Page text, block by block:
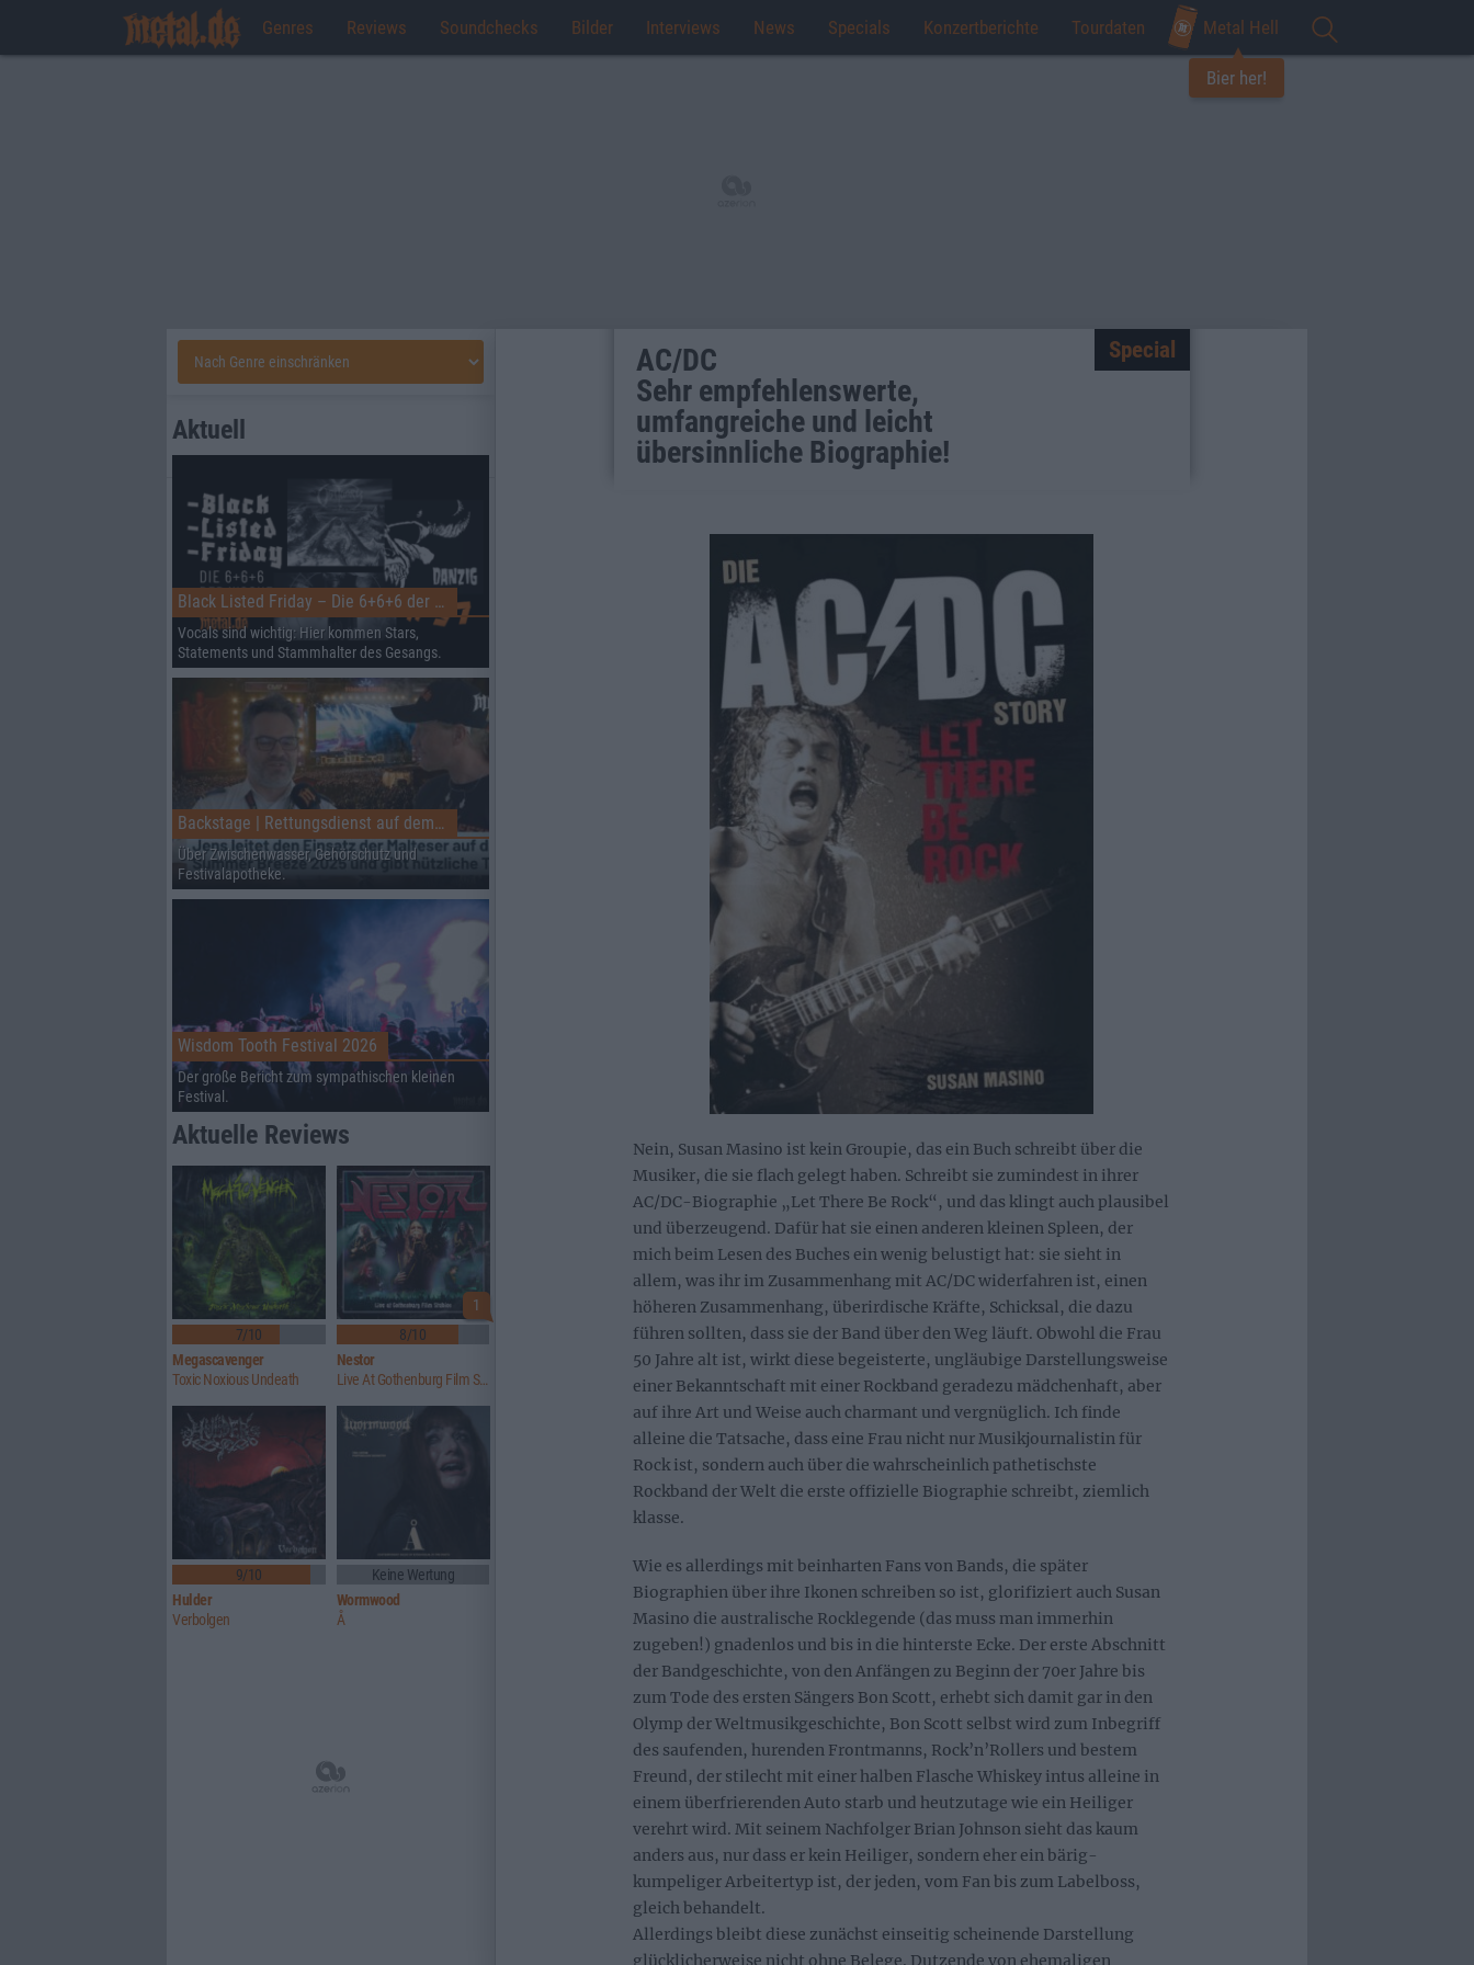
Genres Reviews Soundchecks Bilder Interviews News Specials Konzertberichte Tourdaten Metal Hell
Bier her!
AC/DC
Sehr empfehlenswerte,
umfangreiche und leicht
übersinnliche Biographie!
Special
Nein, Susan Masino ist kein Groupie, das ein Buch schreibt über die
Musiker, die sie flach gelegt haben. Schreibt sie zumindest in ihrer
AC/DC-Biographie „Let There Be Rock“, und das klingt auch plausibel
und überzeugend. Dafür hat sie einen anderen kleinen Spleen, der
mich beim Lesen des Buches ein wenig belustigt hat: sie sieht in
allem, was ihr im Zusammenhang mit AC/DC widerfahren ist, einen
höheren Zusammenhang, überirdische Kräfte, Schicksal, die dazu
führen sollten, dass sie der Band über den Weg läuft. Obwohl die Frau
50 Jahre alt ist, wirkt diese begeisterte, ungläubige Darstellungsweise
einer Bekanntschaft mit einer Rockband geradezu mädchenhaft, aber
auf ihre Art und Weise auch charmant und vergnüglich. Ich finde
alleine die Tatsache, dass eine Frau nicht nur Musikjournalistin für
Rock ist, sondern auch über die wahrscheinlich pathetischste
Rockband der Welt die erste offizielle Biographie schreibt, ziemlich
klasse.
Wie es allerdings mit beinharten Fans von Bands, die später
Biographien über ihre Ikonen schreiben so ist, glorifiziert auch Susan
Masino die australische Rocklegende (das muss man immerhin
zugeben!) gnadenlos und bis in die hinterste Ecke. Der erste Abschnitt
der Bandgeschichte, von den Anfängen zu Beginn der 70er Jahre bis
zum Tode des ersten Sängers Bon Scott, erhebt sich damit gar in den
Olymp der Weltmusikgeschichte, Bon Scott selbst wird zum Inbegriff
des saufenden, hurenden Frontmanns, Rock’n’Rollers und bestem
Freund, der stilecht mit einer halben Flasche Whiskey intus alleine in
einem überfrierenden Auto starb und heutzutage wie ein Heiliger
verehrt wird. Mit seinem Nachfolger Brian Johnson sieht das kaum
anders aus, nur dass er kein Heiliger, sondern eher ein bärig-
kumpeliger Arbeitertyp ist, der jeden, vom Fan bis zum Labelboss,
gleich behandelt.
Allerdings bleibt diese zunächst einseitig scheinende Darstellung
glücklicherweise nicht ohne Belege. Dutzende von ehemaligen
Aktuell
Black Listed Friday – Die 6+6+6 der Woche
Vocals sind wichtig: Hier kommen Stars,
Statements und Stammhalter des Gesangs.
Backstage | Rettungsdienst auf dem Summer Breeze
Über Zwischenwasser, Gehörschutz und
Festivalapotheke.
Wisdom Tooth Festival 2026
Der große Bericht zum sympathischen kleinen
Festival.
Aktuelle Reviews
7/10
Megascavenger
Toxic Noxious Undeath
1
8/10
Nestor
Live At Gothenburg Film Studios
9/10
Hulder
Verbolgen
Keine Wertung
Wormwood
Å